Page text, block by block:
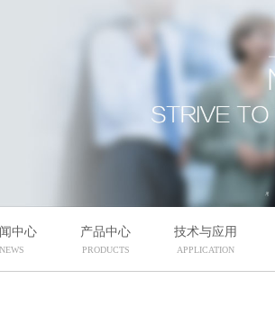
中心
NEWS
产品中心
PRODUCTS
技术与应用
APPLICATION